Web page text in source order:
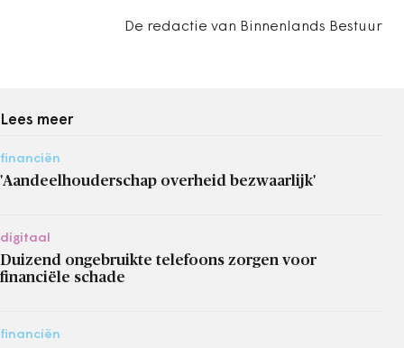
De redactie van Binnenlands Bestuur
Lees meer
financiën
'Aandeelhouderschap overheid bezwaarlijk'
digitaal
Duizend ongebruikte telefoons zorgen voor
financiële schade
financiën